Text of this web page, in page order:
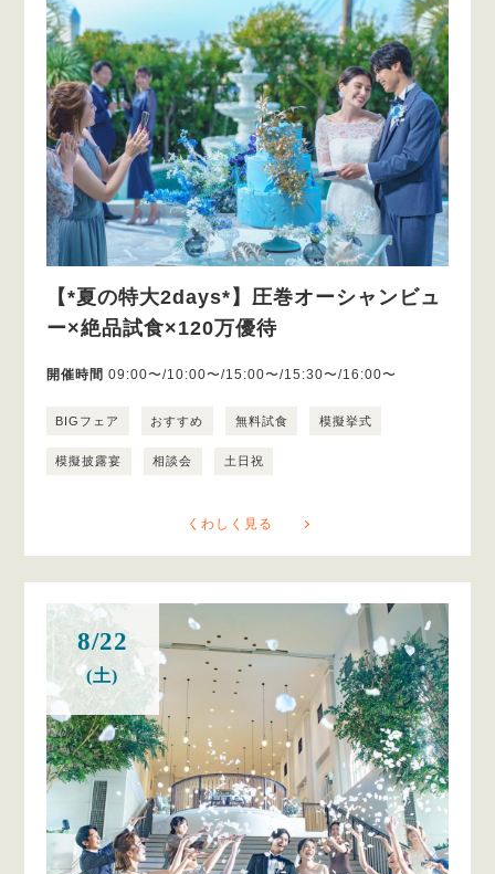
【*夏の特大2days*】圧巻オーシャンビュ
ー×絶品試食×120万優待
開催時間 09:00〜/10:00〜/15:00〜/15:30〜/16:00〜
BIGフェア おすすめ 無料試食 模擬挙式
模擬披露宴 相談会 土日祝
くわしく見る
8/22
(土)